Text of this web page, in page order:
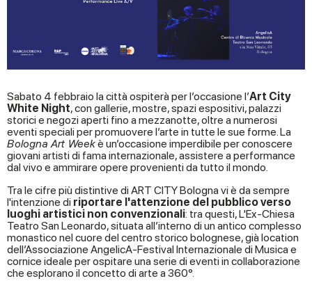
Sabato 4 febbraio la città ospiterà per l’occasione l’Art City
White Night, con gallerie, mostre, spazi espositivi, palazzi
storici e negozi aperti fino a mezzanotte, oltre a numerosi
eventi speciali per promuovere l’arte in tutte le sue forme. La
Bologna Art Weekè un’occasione imperdibile per conoscere
giovani artisti di fama internazionale, assistere a performance
dal vivo e ammirare opere provenienti da tutto il mondo.
Tra le cifre più distintive di ART CITY Bologna vi è da sempre
l'intenzione di riportare l'attenzione del pubblico verso
luoghi artistici non convenzionali: tra questi, L'Ex-Chiesa
Teatro San Leonardo, situata all’interno di un antico complesso
monastico nel cuore del centro storico bolognese, già location
dell’Associazione AngelicA-Festival Internazionale di Musica e
cornice ideale per ospitare una serie di eventi in collaborazione
che esplorano il concetto di arte a 360°.